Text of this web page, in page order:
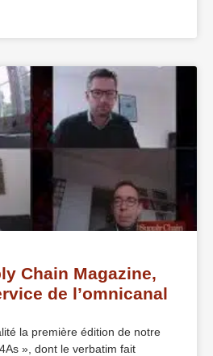
Chain Magazine,
de l’omnicanal
la première édition de notre
», dont le verbatim fait